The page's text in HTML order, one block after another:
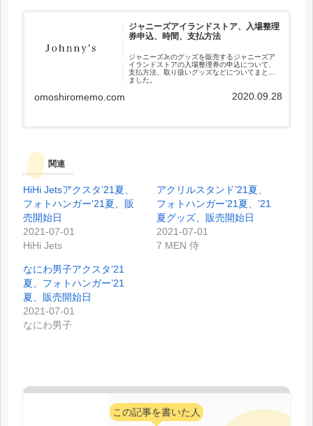
ジャニーズアイランドストア、入場整理
券申込、時間、支払方法
ジャニーズJr.のグッズを販売するジャニーズア
イランドストアの入場整理券の申込について、
支払方法、取り扱いグッズなどについてまとめ
ました。
omoshiromemo.com 2020.09.28
関連
HiHi Jetsアクスタ’21夏、
フォトハンガー’21夏、販
売開始日
2021-07-01
HiHi Jets
アクリルスタンド’21夏、
フォトハンガー’21夏、’21
夏グッズ、販売開始日
2021-07-01
7 MEN 侍
なにわ男子アクスタ’21
夏、フォトハンガー’21
夏、販売開始日
2021-07-01
なにわ男子
この記事を書いた人